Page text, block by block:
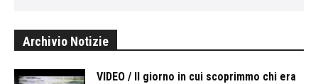
Archivio Notizie
VIDEO / Il giorno in cui scoprimmo chi era